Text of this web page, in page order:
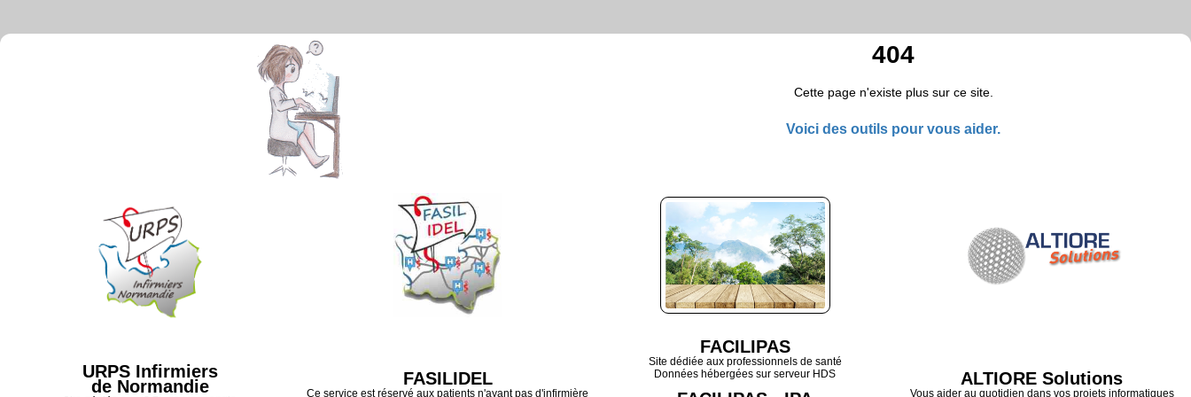
404
Cette page n'existe plus sur ce site.
Voici des outils pour vous aider.
URPS Infirmiers
de Normandie FASILIDEL
Ce service est réservé aux patients n'ayant pas d'infirmière
FACILIPAS
Site dédiée aux professionnels de santé
Données hébergées sur serveur HDS
ALTIORE Solutions
Vous aider au quotidien dans vos projets informatiques